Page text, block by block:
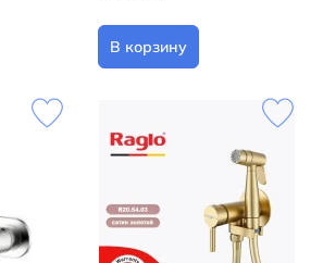
В корзину